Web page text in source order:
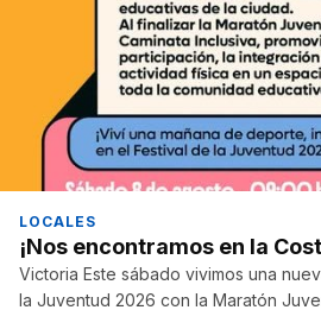
LOCALES
¡Nos encontramos en la
Victoria Este sábado vivimos una
la Juventud 2026 con la Maratón